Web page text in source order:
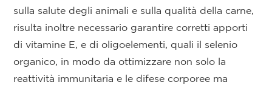
sulla salute degli animali e sulla qualità della carne,
risulta inoltre necessario garantire corretti apporti
di vitamine E, e di oligoelementi, quali il selenio
organico, in modo da ottimizzare non solo la
reattività immunitaria e le difese corporee ma